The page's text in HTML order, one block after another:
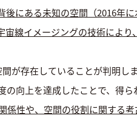
にある未知の空間（2016年
線イメージングの技術により
が存在していることが判明しま
向上を達成したことで、得ら
係性や、空間の役割に関する